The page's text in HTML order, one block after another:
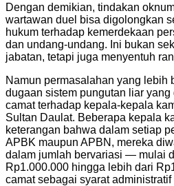
Dengan demikian, tindakan
wartawan duel bisa digolongkan
hukum terhadap kemerdekaan
dan undang-undang. Ini bukan
jabatan, tetapi juga menyentuh
Namun permasalahan yang lebih
dugaan sistem pungutan liar
camat terhadap kepala-kepala
Sultan Daulat. Beberapa kepala
keterangan bahwa dalam setiap
APBK maupun APBN, mereka
dalam jumlah bervariasi — mulai
Rp1.000.000 hingga lebih dari
camat sebagai syarat administratif